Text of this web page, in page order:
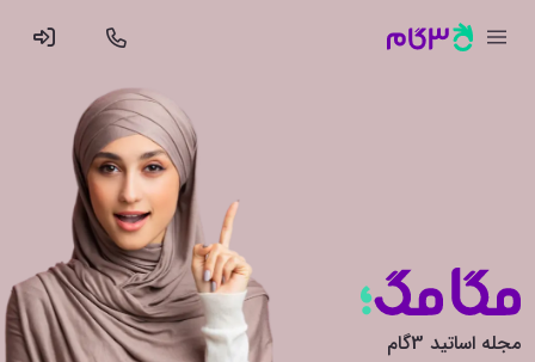
مجله اساتید 3گام